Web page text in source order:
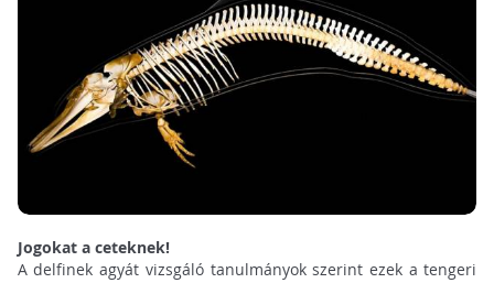
Jogokat a ceteknek!
A delfinek agyát vizsgáló tanulmányok szerint ezek a tengeri